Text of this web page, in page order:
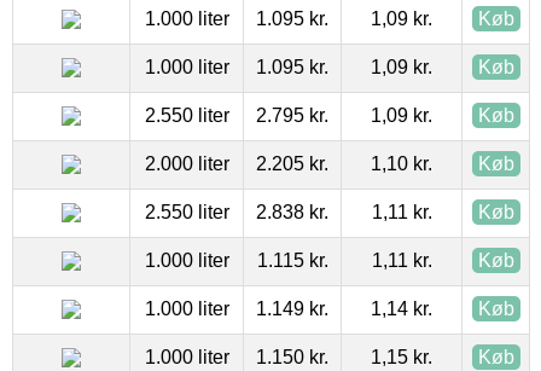
1.000 liter 1.095 kr. 1,09 kr. Køb
1.000 liter 1.095 kr. 1,09 kr. Køb
2.550 liter 2.795 kr. 1,09 kr. Køb
2.000 liter 2.205 kr. 1,10 kr. Køb
2.550 liter 2.838 kr. 1,11 kr. Køb
1.000 liter 1.115 kr. 1,11 kr. Køb
1.000 liter 1.149 kr. 1,14 kr. Køb
1.000 liter 1.150 kr. 1,15 kr. Køb